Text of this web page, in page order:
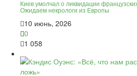
Киев умолчал о ликвидации
Ожидаем некрологи из Европы
10 июнь, 2026
0
1 058